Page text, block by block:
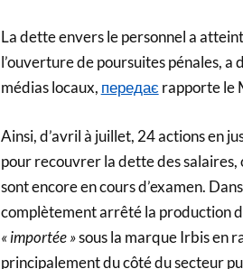
La dette envers le personnel a
l’ouverture de poursuites pénales,
médias locaux, передає rapporte le
Ainsi, d’avril à juillet, 24 actions en
pour recouvrer la dette des
sont encore en cours d’examen.
complètement arrêté la production
« importée »sous la marque Irbis en
principalement du côté du secteur